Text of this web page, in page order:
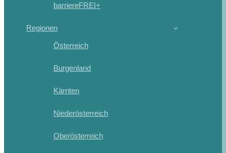
barriereFREI+
Regionen
Österreich
Burgenland
Kärnten
Niederösterreich
Oberösterreich